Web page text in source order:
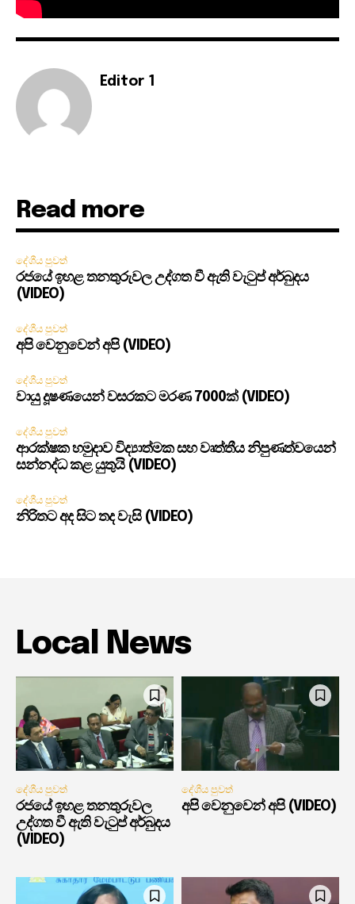
Editor 1
Read more
දේශීය පුවත්
රජයේ ඉහළ තනතුරුවල උද්ගත වී ඇති වැටුප් අර්බුදය
(VIDEO)
දේශීය පුවත්
අපි වෙනුවෙන් අපි (VIDEO)
දේශීය පුවත්
වායු දූෂණයෙන් වසරකට මරණ 7000ක් (VIDEO)
දේශීය පුවත්
ආරක්ෂක හමුදාව විද්‍යාත්මක සහ වෘත්තීය නිපුණත්වයෙන්
සන්නද්ධ කළ යුතුයි (VIDEO)
දේශීය පුවත්
නිරිතට අද සිට තද වැසි (VIDEO)
Local News
දේශීය පුවත්
රජයේ ඉහළ තනතුරුවල
උද්ගත වී ඇති වැටුප් අර්බුදය
(VIDEO)
දේශීය පුවත්
අපි වෙනුවෙන් අපි (VIDEO)